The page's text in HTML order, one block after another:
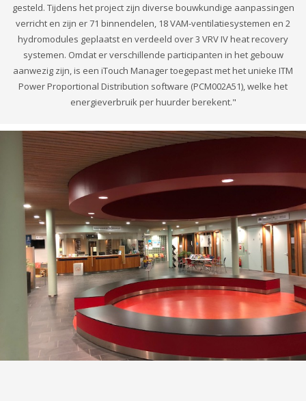
gesteld. Tijdens het project zijn diverse bouwkundige aanpassingen
verricht en zijn er 71 binnendelen, 18 VAM-ventilatiesystemen en 2
hydromodules geplaatst en verdeeld over 3 VRV IV heat recovery
systemen. Omdat er verschillende participanten in het gebouw
aanwezig zijn, is een iTouch Manager toegepast met het unieke ITM
Power Proportional Distribution software (PCM002A51), welke het
energieverbruik per huurder berekent."